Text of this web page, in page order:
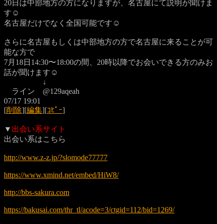
20日は中部地方の方になりますが、名古屋にて説明が聞けま
す☺️
名古屋だけでなく全国可能です☺️
さらに名古屋もしくは中部地方の方で名古屋に来ることが可
能な方で
7月18日14:30〜18:00の間、20時以降でお会いできる方のみお
話が聞けます☺️
↓
ライン @129aqeah
07/17 19:01
[削除][編集][ｺﾋﾟｰ]
▼ 出会い系サイト
出会い系はこちら
http://www.z-z.jp/?slomode77777
https://www.xmind.net/embed/HiW8/
http://bbs-sakura.com
https://bakusai.com/thr_tl/acode=3/ctgid=112/bid=1269/